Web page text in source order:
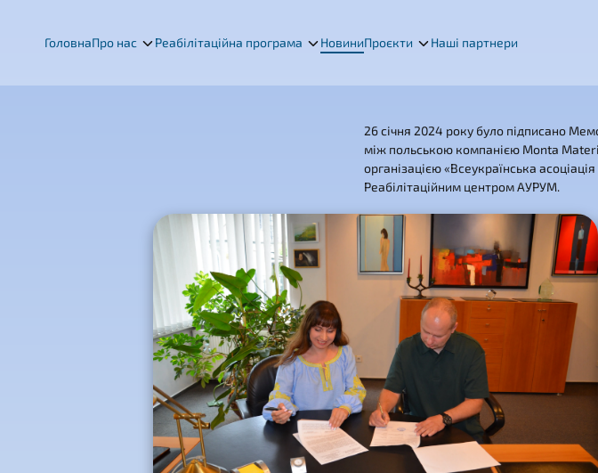
ГоловнаПро нас Реабілітаційна програма НовиниПроєкти Наші партнери
26 січня 2024 року було підписано
між польською компанією Monta
організацією «Всеукраїнська
Реабілітаційним центром АУРУМ.